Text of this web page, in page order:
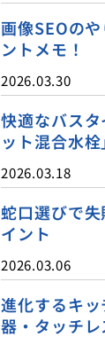
画像SEOの
ントメモ！
2026.03.30
快適なバス
ット混合水栓
2026.03.18
蛇口選びで
イント
2026.03.06
進化するキ
器・タッチ